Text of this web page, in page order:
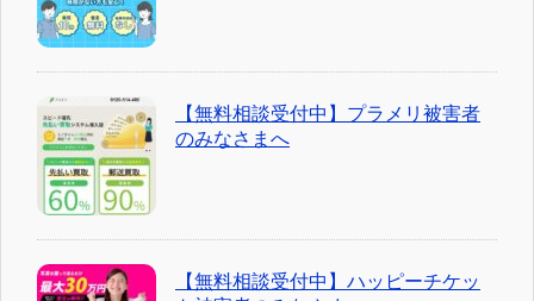
【無料相談受付中】プラメリ被害者
のみなさまへ
【無料相談受付中】ハッピーチケッ